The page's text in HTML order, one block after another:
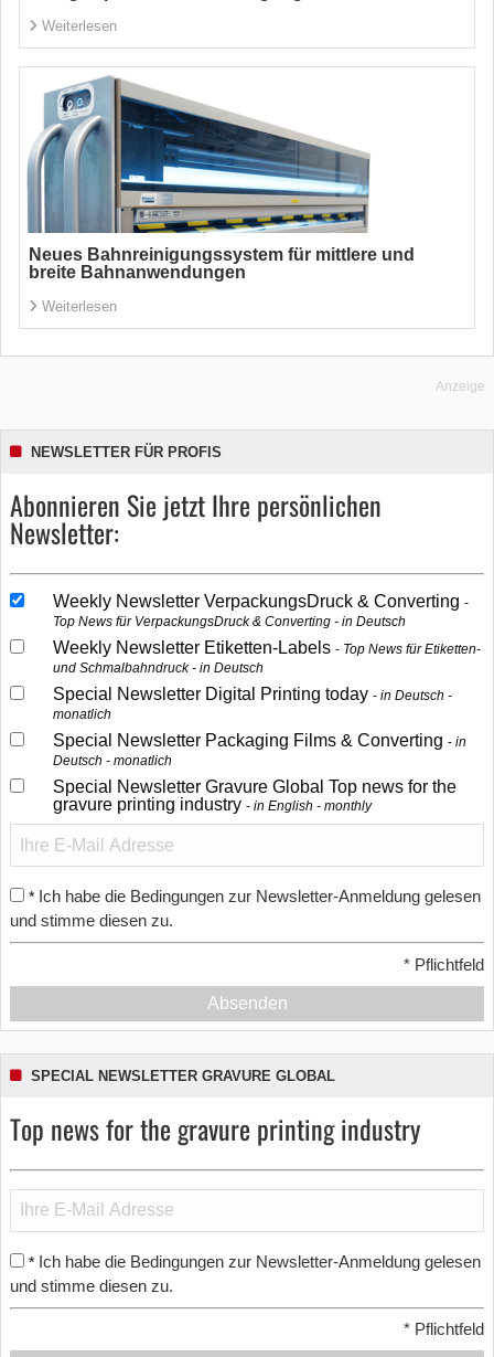
Weiterlesen
Neues Bahnreinigungssystem für mittlere und
breite Bahnanwendungen
Weiterlesen
Anzeige
NEWSLETTER FÜR PROFIS
Abonnieren Sie jetzt Ihre persönlichen
Newsletter:
Weekly Newsletter VerpackungsDruck & Converting
Top News für VerpackungsDruck & Converting - in Deutsch
Weekly Newsletter Etiketten-Labels
Top News für Etiketten-
und Schmalbahndruck - in Deutsch
Special Newsletter Digital Printing today
in Deutsch -
monatlich
Special Newsletter Packaging Films & Converting
in
Deutsch - monatlich
Special Newsletter Gravure Global Top news for the
gravure printing industry
in English - monthly
* Ich habe die Bedingungen zur Newsletter-Anmeldung gelesen
und stimme diesen zu.
* Pflichtfeld
Absenden
SPECIAL NEWSLETTER GRAVURE GLOBAL
Top news for the gravure printing industry
* Ich habe die Bedingungen zur Newsletter-Anmeldung gelesen
und stimme diesen zu.
* Pflichtfeld